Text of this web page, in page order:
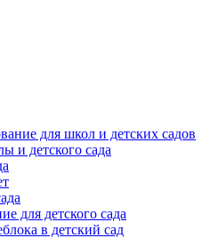
для школ и детских садов
и детского сада
для детского сада
в детский сад